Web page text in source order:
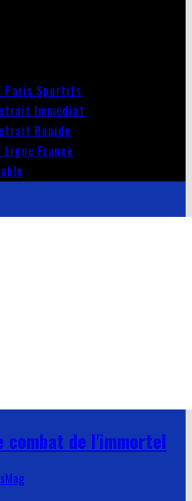
Paris Sportifs
Immédiat
Rapide
Ligne France
combat de l'immortel